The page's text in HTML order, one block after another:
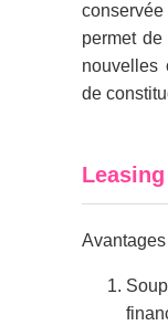
permet
nouvelles
de